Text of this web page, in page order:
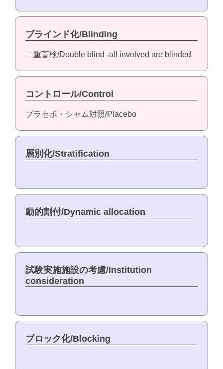
ブラインド化/Blinding
二重盲検/Double blind -all involved are blinded
コントロール/Control
プラセボ・シャム対照/Placebo
層別化/Stratification
動的割付/Dynamic allocation
試験実施施設の考慮/Institution
consideration
ブロック化/Blocking